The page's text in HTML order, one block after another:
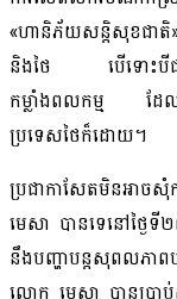
«ហានិភ័យសន្តិសុខជាតិ
និងថៃ បើទោះបីជា
កម្លាំងពលកម្ម ដែលអ
ប្រទេសថៃក៏ដោយ។
ប្រជាកាសែតមិនអាចសុំ
មេសា បានទេនៅថ្ងៃ
នឹងបញ្ហាបន្តសុពលភាព